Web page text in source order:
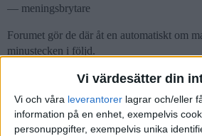
Vi värdesätter din
Vi och våra leverantorer lagrar och/eller
information på en enhet, exempelvis
personuppgifter, exempelvis unika
— meningsbrytare
Forumet gör de där åt en automatiskt om
minustecken i följd.
SNS(SNS) 3 Juni 2026 13:52
29